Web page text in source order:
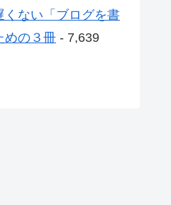
くない「ブログを書
めの３冊 - 7,639